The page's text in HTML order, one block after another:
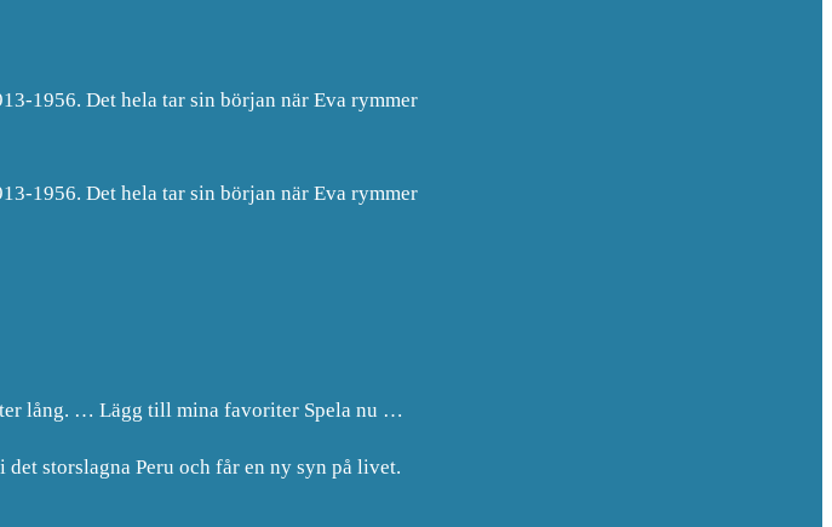
1956. Det hela tar sin början när Eva rymmer
1956. Det hela tar sin början när Eva rymmer
lång. … Lägg till mina favoriter Spela nu …
storslagna Peru och får en ny syn på livet.